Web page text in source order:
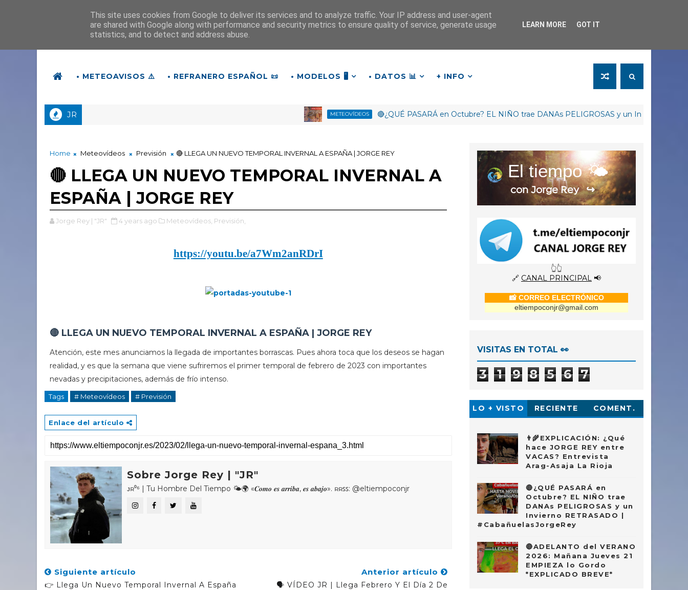
¡Buenas tardes!
• METEOAVISOS ⚠️ • REFRANERO ESPAÑOL 📜 • MODELOS 🖥️ • DATOS 📊 + INFO
JR METEOVÍDEOS 🔴¿QUÉ PASARÁ en Octubre? EL NIÑO trae DANAs PELIGROSAS y un Invierno
Home Meteovídeos Previsión 🔴 LLEGA UN NUEVO TEMPORAL INVERNAL A ESPAÑA | JORGE REY
🔴 LLEGA UN NUEVO TEMPORAL INVERNAL A
ESPAÑA | JORGE REY
Jorge Rey | "JR" 4 years ago Meteovídeos, Previsión,
https://youtu.be/a7Wm2anRDrI
🔴 LLEGA UN NUEVO TEMPORAL INVERNAL A ESPAÑA | JORGE REY
Atención, este mes anunciamos la llegada de importantes borrascas. Pues ahora toca que los deseos se hagan
realidad, y es que la semana que viene sufriremos el primer temporal de febrero de 2023 con importantes
nevadas y precipitaciones, además de frío intenso.
Tags # Meteovídeos # Previsión
Enlace del artículo
Sobre Jorge Rey | "JR"
ᴊʀ⁰⁶ | Tu Hombre Del Tiempo 🌤🌍 «𝑪𝒐𝒎𝒐 𝒆𝒔 𝒂𝒓𝒓𝒊𝒃𝒂, 𝒆𝒔 𝒂𝒃𝒂𝒋𝒐». ʀʀꜱꜱ: @eltiempoconjr
Siguiente artículo
👉 Llega Un Nuevo Temporal Invernal A España
Anterior artículo
🗣️ VÍDEO JR | Llega Febrero Y El Día 2 De
El tiempo 🌤️
con Jorge Rey ↪
👆👆
🔗 CANAL PRINCIPAL 📢
📸 CORREO ELECTRÓNICO
eltiempoconjr@gmail.com
VISITAS EN TOTAL 👀
3 1 9 8 5 6 7
LO + VISTO RECIENTE COMENT.
👨‍🌾EXPLICACIÓN: ¿Qué
hace JORGE REY entre
VACAS? Entrevista
Arag-Asaja La Rioja
🔴¿QUÉ PASARÁ en
Octubre? EL NIÑO trae
DANAs PELIGROSAS y un
Invierno RETRASADO |
#CabañuelasJorgeRey
🔴ADELANTO del VERANO
2026: Mañana Jueves 21
EMPIEZA lo Gordo
*EXPLICADO BREVE*
This site uses cookies from Google to deliver its services and to analyze traffic. Your IP address and user-agent
are shared with Google along with performance and security metrics to ensure quality of service, generate usage
statistics, and to detect and address abuse.
LEARN MORE GOT IT